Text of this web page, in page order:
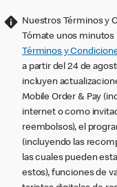
Nuestros Términos y
Tómate unos minutos
Términos y
a partir del 24 de
incluyen
Mobile Order & Pay
internet o como
reembolsos), el
(incluyendo las
las cuales pueden
estos), funciones de